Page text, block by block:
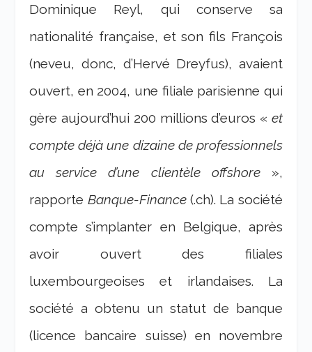
Dominique Reyl, qui conserve sa
nationalité française, et son fils François
(neveu, donc, d’Hervé Dreyfus), avaient
ouvert, en 2004, une filiale parisienne qui
gère aujourd’hui 200 millions d’euros « et
compte déjà une dizaine de professionnels
au service d’une clientèle offshore»,
rapporte Banque-Finance(.ch). La société
compte s’implanter en Belgique, après
avoir ouvert des filiales
luxembourgeoises et irlandaises. La
société a obtenu un statut de banque
(licence bancaire suisse) en novembre